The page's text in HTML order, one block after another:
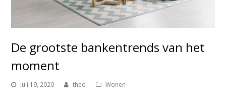
De grootste bankentrends van het
moment
juli 19, 2020 theo Wonen